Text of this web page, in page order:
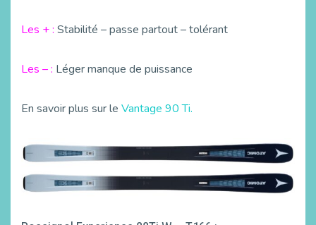
Les + : Stabilité – passe partout – tolérant
Les – : Léger manque de puissance
En savoir plus sur le Vantage 90 Ti.